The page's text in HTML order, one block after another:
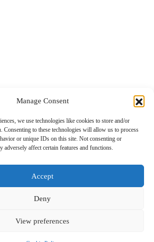
Manage Consent
we use technologies like cookies to store and/or
Consenting to these technologies will allow us to process
or unique IDs on this site. Not consenting or
adversely affect certain features and functions.
Accept
Deny
View preferences
www.nextravel.gr προορίζεται αποκλειστικά
από τους επισκέπτες. Η χρήση ή η διάδοση,
είτε αμετάβλητη, σε οποιαδήποτε μορφή,